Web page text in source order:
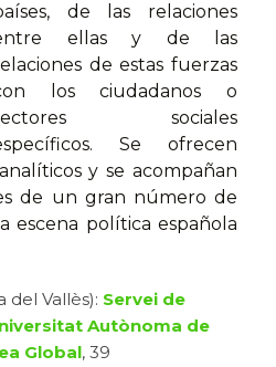
de las relaciones
ellas y de las
de estas fuerzas
los ciudadanos o
sociales
Se ofrecen
y se acompañan
de un gran número de
escena política española
del Vallès): Servei de
Autònoma de
Global, 39